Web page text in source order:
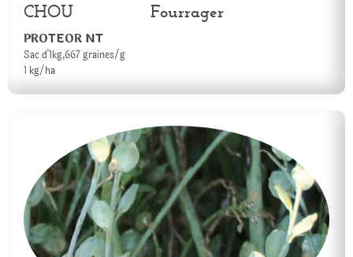
CHOU Fourrager
PROTEOR NT
Sac d'1kg,667 graines/g
1 kg/ha